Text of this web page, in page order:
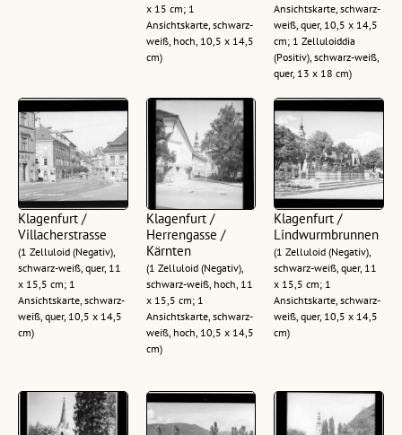
x 15 cm; 1
Ansichtskarte, schwarz-
weiß, hoch, 10,5 x 14,5
cm)
Ansichtskarte, schwarz-
weiß, quer, 10,5 x 14,5
cm; 1 Zelluloiddia
(Positiv), schwarz-weiß,
quer, 13 x 18 cm)
Klagenfurt /
Villacherstrasse
(1 Zelluloid (Negativ),
schwarz-weiß, quer, 11
x 15,5 cm; 1
Ansichtskarte, schwarz-
weiß, quer, 10,5 x 14,5
cm)
Klagenfurt /
Herrengasse /
Kärnten
(1 Zelluloid (Negativ),
schwarz-weiß, hoch, 11
x 15,5 cm; 1
Ansichtskarte, schwarz-
weiß, hoch, 10,5 x 14,5
cm)
Klagenfurt /
Lindwurmbrunnen
(1 Zelluloid (Negativ),
schwarz-weiß, quer, 11
x 15,5 cm; 1
Ansichtskarte, schwarz-
weiß, quer, 10,5 x 14,5
cm)